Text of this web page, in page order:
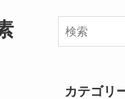
カテゴリ